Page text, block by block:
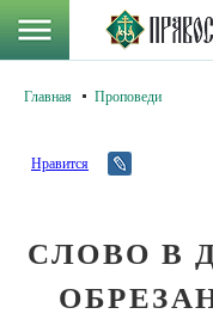
Главная Проповеди
Нравится
СЛОВО В